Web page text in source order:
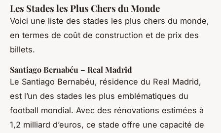
Les Stades les Plus Chers du Monde
Voici une liste des stades les plus chers du monde,
en termes de coût de construction et de prix des
billets.
Santiago Bernabéu – Real Madrid
Le Santiago Bernabéu, résidence du Real Madrid,
est l’un des stades les plus emblématiques du
football mondial. Avec des rénovations estimées à
1,2 milliard d’euros, ce stade offre une capacité de